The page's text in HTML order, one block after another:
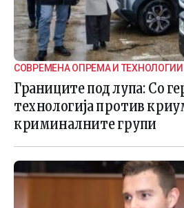
СОВРЕМЕНА ОПРЕМА И
ГРАНИЧНАТА БЕЗБЕДНОСТ
Границите под лупа: Со
технологија против
криминалните групи